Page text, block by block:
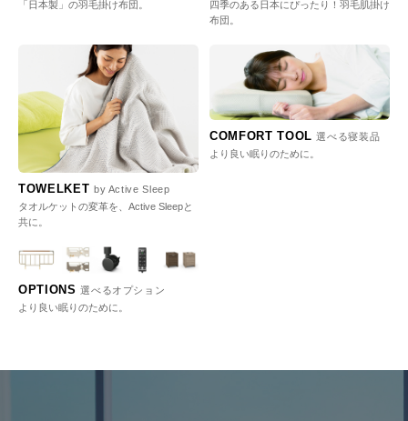
「日本製」の羽毛掛け布団。
四季のある日本にぴったり！羽毛肌掛け
布団。
TOWELKET by Active Sleep
タオルケットの変革を、Active Sleepと
共に。
COMFORT TOOL選べる寝装品
より良い眠りのために。
OPTIONS選べるオプション
より良い眠りのために。